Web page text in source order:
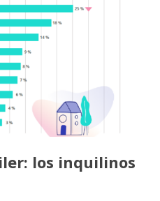
los inquilinos